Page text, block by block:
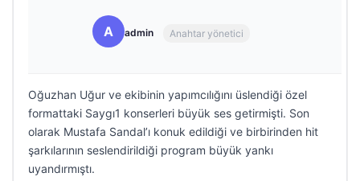
A admin Anahtar yönetici
Oğuzhan Uğur ve ekibinin yapımcılığını üslendiği özel
formattaki Saygı1 konserleri büyük ses getirmişti. Son
olarak Mustafa Sandal’ı konuk edildiği ve birbirinden hit
şarkılarının seslendirildiği program büyük yankı
uyandırmıştı.